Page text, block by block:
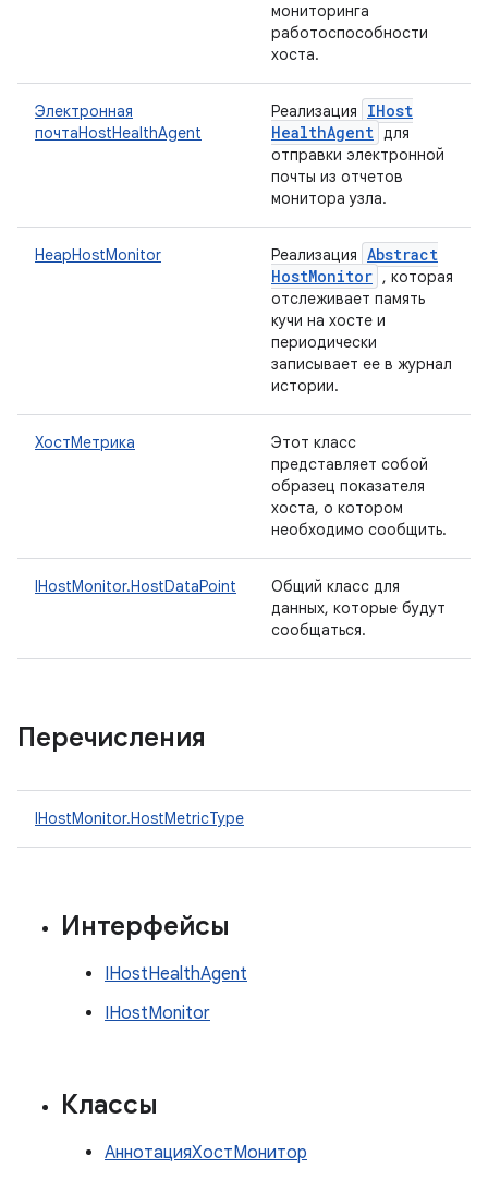
мониторинга
работоспособности
хоста.
Электронная
почтаHostHealthAgent
Реализация
IHost
HealthAgent для
отправки электронной
почты из отчетов
монитора узла.
HeapHostMonitor Реализация Abstract
HostMonitor , которая
отслеживает память
кучи на хосте и
периодически
записывает ее в журнал
истории.
ХостМетрика
Этот класс
представляет собой
образец показателя
хоста, о котором
необходимо сообщить.
IHostMonitor.HostDataPoint
Общий класс для
данных, которые будут
сообщаться.
Перечисления
IHostMonitor.HostMetricType
Интерфейсы
IHostHealthAgent
IHostMonitor
Классы
АннотацияХостМонитор